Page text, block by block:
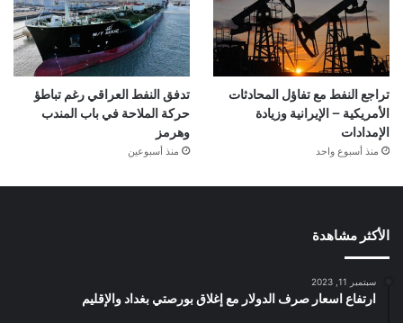
تراجع النفط مع تفاؤل المحادثات
الأمريكية – الإيرانية وزيادة
الإمدادات
منذ أسبوع واحد
تدفق النفط العراقي رغم تباطؤ
حركة الملاحة في باب المندب
وهرمز
منذ أسبوعين
الأكثر مشاهدة
سبتمبر 11, 2023
ارتفاع اسعار صرف الدولار مع إغلاق بورصتي بغداد والإقليم